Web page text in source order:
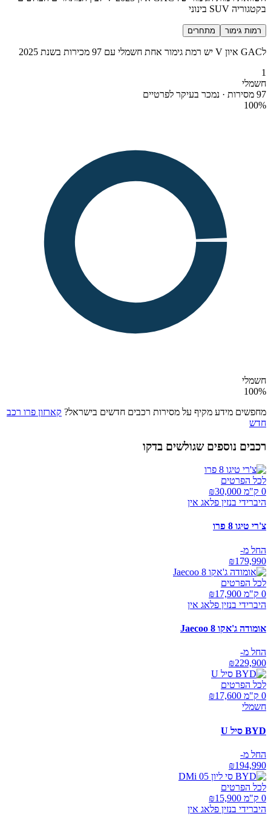
בקטגוריה SUV בינוני
רמות גימור מתחרים
לGAC איון V יש רמת גימור אחת חשמלי עם 97 מכירות בשנת 2025
1
חשמלי
97 מסירות · נמכר בעיקר לפרטיים
100%
חשמלי
100%
מחפשים מידע מקיף על מסירות רכבים חדשים בישראל? קארזון פרו רכב
חדש
רכבים נוספים שגולשים בדקו
לכל הפרטים
0 ק"מ ₪
30,000
היברידי בנזין פלאג אין
צ'רי טיגו 8 פרו
החל מ-
₪179,990
לכל הפרטים
0 ק"מ ₪
17,900
היברידי בנזין פלאג אין
אומודה ג'אקו Jaecoo 8
החל מ-
₪229,900
לכל הפרטים
0 ק"מ ₪
17,600
חשמלי
BYD סיל U
החל מ-
₪194,990
לכל הפרטים
0 ק"מ ₪
15,900
היברידי בנזין פלאג אין